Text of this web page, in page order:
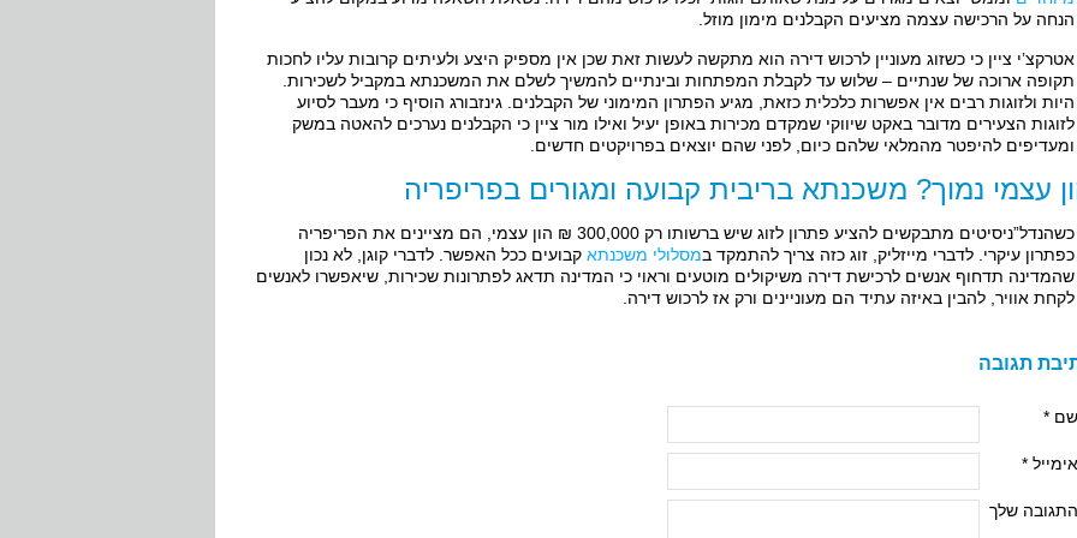
הנחה על הרכישה עצמה מציעים הקבלנים מימון מוזל.
אטרקצ’י ציין כי כשזוג מעוניין לרכוש דירה הוא מתקשה לעשות זאת שכן אין מספיק היצע ולעיתים קרובות עליו לחכות
תקופה ארוכה של שנתיים – שלוש עד לקבלת המפתחות ובינתיים להמשיך לשלם את המשכנתא במקביל לשכירות.
היות ולזוגות רבים אין אפשרות כלכלית כזאת, מגיע הפתרון המימוני של הקבלנים. גינזבורג הוסיף כי מעבר לסיוע
לזוגות הצעירים מדובר באקט שיווקי שמקדם מכירות באופן יעיל ואילו מור ציין כי הקבלנים נערכים להאטה במשק
ומעדיפים להיפטר מהמלאי שלהם כיום, לפני שהם יוצאים בפרויקטים חדשים.
עצמי נמוך? משכנתא בריבית קבועה ומגורים בפריפריה
כשהנדל”ניסיטים מתבקשים להציע פתרון לזוג שיש ברשותו רק 300,000 ₪ הון עצמי, הם מציינים את הפריפריה
כפתרון עיקרי. לדברי מייזליק, זוג כזה צריך להתמקד במסלולי משכנתא קבועים ככל האפשר. לדברי קוגן, לא נכון
שהמדינה תדחוף אנשים לרכישת דירה משיקולים מוטעים וראוי כי המדינה תדאג לפתרונות שכירות, שיאפשרו לאנשים
לקחת אוויר, להבין באיזה עתיד הם מעוניינים ורק אז לרכוש דירה.
תגובה
שם *
אימייל *
התגובה שלך